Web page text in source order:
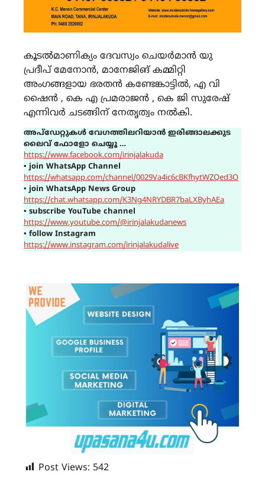
കൂടൽമാണിക്യം ദേവസ്വം ചെയർമാൻ യു
പ്രദീപ് മേനോൻ, മാനേജിങ് കമ്മിറ്റി
അംഗങ്ങളായ ഭരതൻ കണ്ടേങ്കാട്ടിൽ, എ വി
ഷൈൻ , കെ എ പ്രമരാജൻ , കെ ജി സുരേഷ്
എന്നിവർ ചടങ്ങിന് നേതൃത്വം നൽകി.
അപ്ഡേറ്റുകൾ വേഗത്തിലറിയാൻ ഇരിങ്ങാലക്കുട
ലൈവ് ഫോളോ ചെയ്യൂ …
https://www.facebook.com/irinjalakuda
▪join WhatsApp Channel
https://whatsapp.com/channel/0029Va4ic6cBKfhytWZQed3O
▪join WhatsApp News Group
https://chat.whatsapp.com/K3Ng4NRYDBR7baLXByhAEa
▪ subscribe YouTube channel
https://www.youtube.com/@irinjalakudanews
▪ follow Instagram
https://www.instagram.com/irinjalakudalive
Post Views: 542